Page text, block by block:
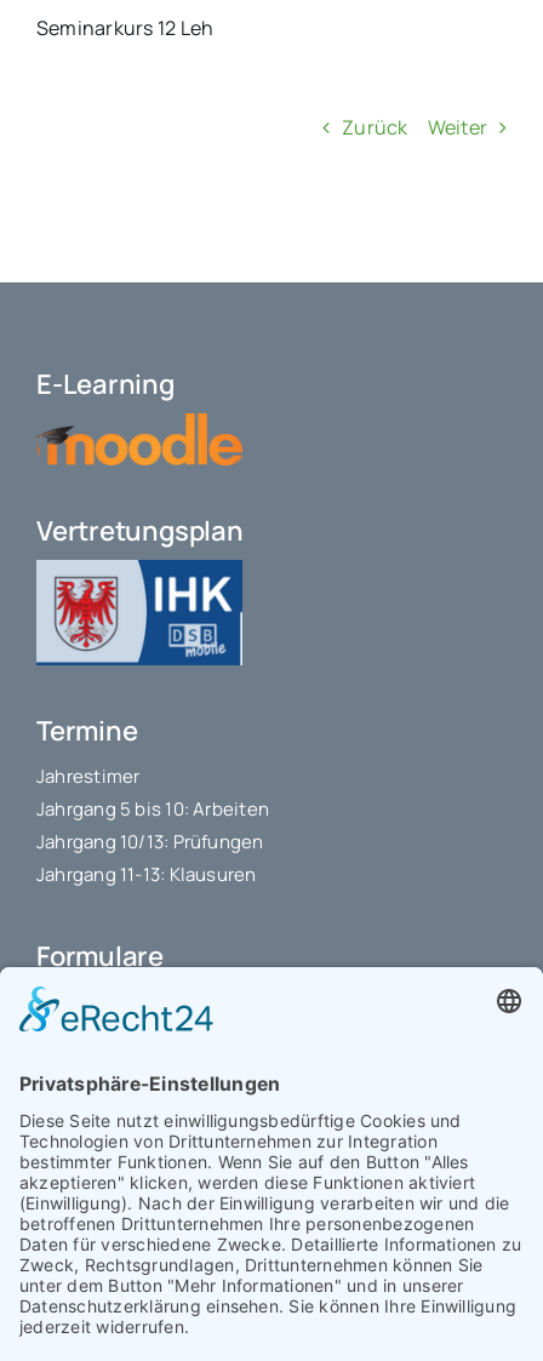
Seminarkurs 12 Leh
Zurück Weiter
E-Learning
Vertretungsplan
Termine
Jahrestimer
Jahrgang 5 bis 10: Arbeiten
Jahrgang 10/13: Prüfungen
Jahrgang 11-13: Klausuren
Formulare
Schulbuchkauf Schuljahr 2026-2027
Antrag auf Erstattung von Auslagen
Interner L-S-Beschwerdezettel
Antrag auf Freistellung vom Unterricht
Antrag für selbstständigen Heimweg bei Unwohlsein
(ab Jg. 9)
Antrag 10GL Pausenregelung
Datenschutz-Information
IT-Nutzungsvereinbarung
Schülerbetriebspraktikum Jg. 8-10